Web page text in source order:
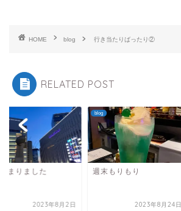
HOME blog 行き当たりばったり②
RELATED POST
まりました
2023年8月2日
blog
週末もりもり
2023年8月24日